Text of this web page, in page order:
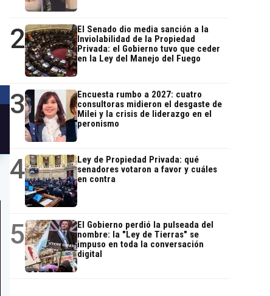
2
El Senado dio media sanción a la
Inviolabilidad de la Propiedad
Privada: el Gobierno tuvo que ceder
en la Ley del Manejo del Fuego
3
Encuesta rumbo a 2027: cuatro
consultoras midieron el desgaste de
Milei y la crisis de liderazgo en el
peronismo
4
Ley de Propiedad Privada: qué
senadores votaron a favor y cuáles
en contra
5
El Gobierno perdió la pulseada del
nombre: la "Ley de Tierras" se
impuso en toda la conversación
digital